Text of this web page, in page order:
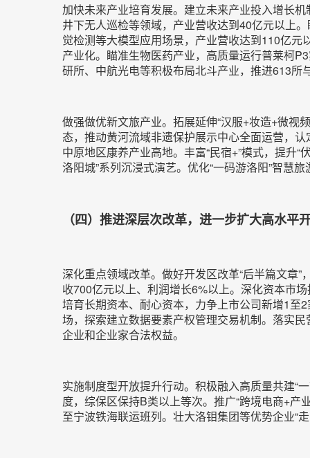
加快未来产业培育发展。建立未来产业投入增长
井下无人巡检等领域，产业营收达到40亿元以上
觉检测等大模型应用场景，产业营收达到110亿元
产业化。瞄准生物医药产业，高质量运行普莱柯
研所、中航光电等积极布局北斗产业，推进613
做强做优新文旅产业。拓展延伸“汉服+妆造+微视
态，推动黄河流域非遗保护展示中心全面运营，
中原地区康养产业高地。丰富“民宿+”模式，提升
洛阳城”系列沉浸式演艺。优化“一码游洛阳”智慧
（四）推进深层次改革，进一步扩大高水平
深化重点领域改革。做好开发区改革“后半篇文章
收700亿元以上、利润增长6%以上。深化资本市
培育长期资本、耐心资本，力争上市公司新增1至
场，探索建立数据要素产权管理交易机制。落实
企业和企业家合法权益。
实施制度型开放提升行动。积极融入高质量共建“
度，综保区保持B类以上等次。推广“跨境电商+
至宁波铁海联运班列。壮大洛钼集团等优势企业“